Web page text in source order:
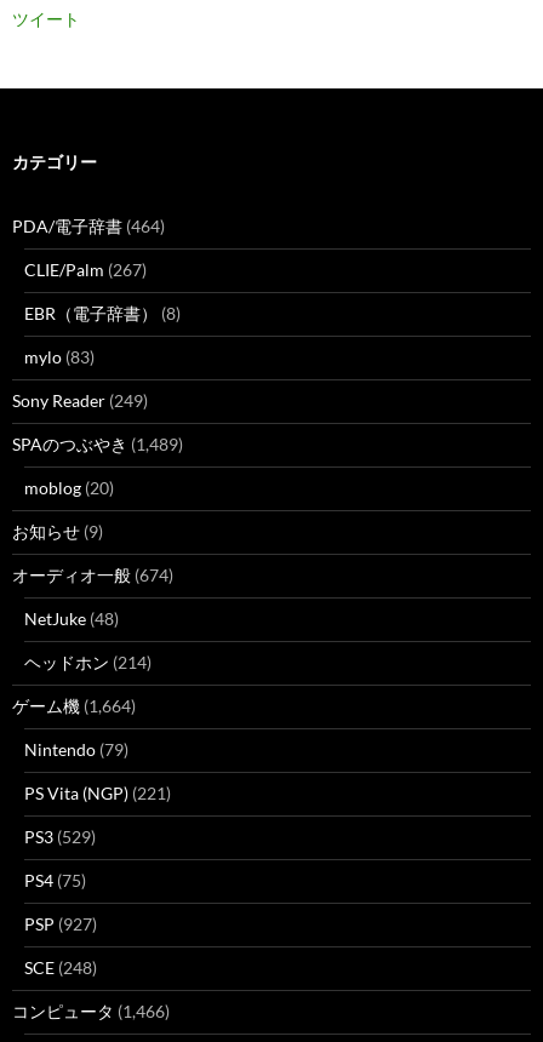
ツイート
カテゴリー
PDA/電子辞書 (464)
CLIE/Palm (267)
EBR（電子辞書） (8)
mylo (83)
Sony Reader (249)
SPAのつぶやき (1,489)
moblog (20)
お知らせ (9)
オーディオ一般 (674)
NetJuke (48)
ヘッドホン (214)
ゲーム機 (1,664)
Nintendo (79)
PS Vita (NGP) (221)
PS3 (529)
PS4 (75)
PSP (927)
SCE (248)
コンピュータ (1,466)